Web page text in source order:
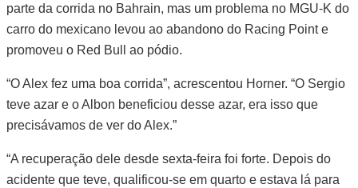
parte da corrida no Bahrain, mas um problema no MGU-K do
carro do mexicano levou ao abandono do Racing Point e
promoveu o Red Bull ao pódio.
“O Alex fez uma boa corrida”, acrescentou Horner. “O Sergio
teve azar e o Albon beneficiou desse azar, era isso que
precisávamos de ver do Alex.”
“A recuperação dele desde sexta-feira foi forte. Depois do
acidente que teve, qualificou-se em quarto e estava lá para